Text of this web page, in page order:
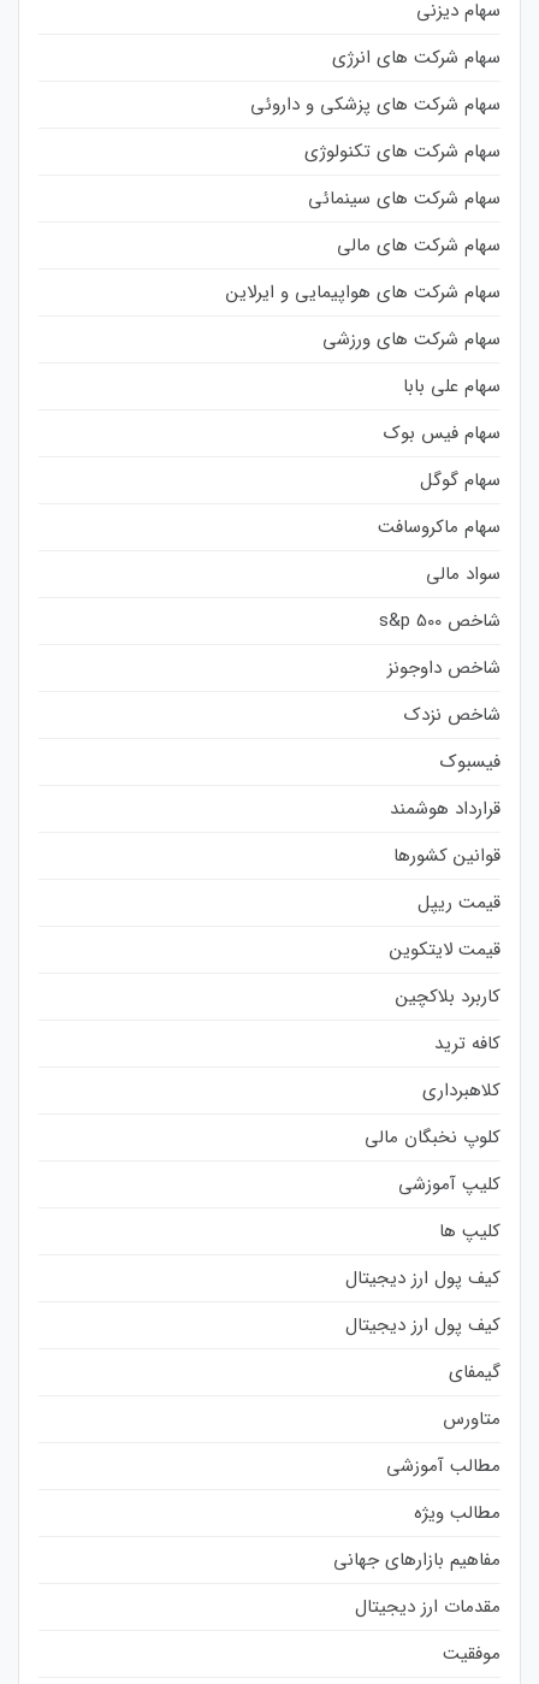
سهام دیزنی
سهام شرکت های انرژی
سهام شرکت های پزشکی و داروئی
سهام شرکت های تکنولوژی
سهام شرکت های سینمائی
سهام شرکت های مالی
سهام شرکت های هواپیمایی و ایرلاین
سهام شرکت های ورزشی
سهام علی بابا
سهام فیس بوک
سهام گوگل
سهام ماکروسافت
سواد مالی
شاخص s&p 500
شاخص داوجونز
شاخص نزدک
فیسبوک
قرارداد هوشمند
قوانین کشورها
قیمت ریپل
قیمت لایتکوین
کاربرد بلاکچین
کافه ترید
کلاهبرداری
کلوپ نخبگان مالی
کلیپ آموزشی
کلیپ ها
کیف پول ارز دیجیتال
کیف پول ارز دیجیتال
گیمفای
متاورس
مطالب آموزشی
مطالب ویژه
مفاهیم بازارهای جهانی
مقدمات ارز دیجیتال
موفقیت